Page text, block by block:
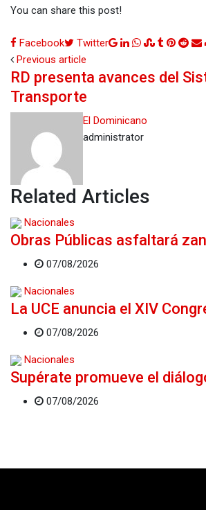
You can share this post!
Facebook Twitter Google+
LinkedIn
Whatsapp
Tumblr
Previous article
RD presenta avances del
Transporte
El Dominicano
administrator
Related Articles
Nacionales
Obras Públicas asfaltará
07/08/2026
Nacionales
La UCE anuncia el XIV
07/08/2026
Nacionales
Supérate promueve el
07/08/2026